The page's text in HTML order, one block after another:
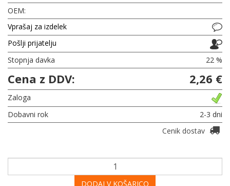
OEM:
Vprašaj za izdelek
Pošlji prijatelju
Stopnja davka
22 %
Cena z DDV: 2,26 €
Zaloga
Dobavni rok
2-3 dni
Cenik dostav
DODAJ V KOŠARICO